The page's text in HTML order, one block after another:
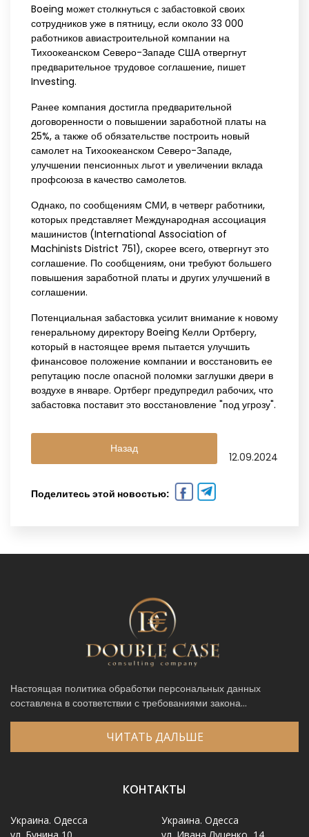
Boeing может столкнуться с забастовкой своих
сотрудников уже в пятницу, если около 33 000
работников авиастроительной компании на
Тихоокеанском Северо-Западе США отвергнут
предварительное трудовое соглашение, пишет
Investing.
Ранее компания достигла предварительной
договоренности о повышении заработной платы на
25%, а также об обязательстве построить новый
самолет на Тихоокеанском Северо-Западе,
улучшении пенсионных льгот и увеличении вклада
профсоюза в качество самолетов.
Однако, по сообщениям СМИ, в четверг работники,
которых представляет Международная ассоциация
машинистов (International Association of
Machinists District 751), скорее всего, отвергнут это
соглашение. По сообщениям, они требуют большего
повышения заработной платы и других улучшений в
соглашении.
Потенциальная забастовка усилит внимание к новому
генеральному директору Boeing Келли Ортбергу,
который в настоящее время пытается улучшить
финансовое положение компании и восстановить ее
репутацию после опасной поломки заглушки двери в
воздухе в январе. Ортберг предупредил рабочих, что
забастовка поставит это восстановление "под угрозу".
Назад
12.09.2024
Поделитесь этой новостью:
Настоящая политика обработки персональных данных
составлена в соответствии с требованиями закона...
ЧИТАТЬ ДАЛЬШЕ
КОНТАКТЫ
Украина. Одесса
Украина. Одесса